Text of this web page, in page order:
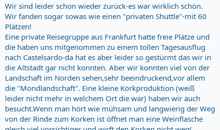
Wir sind leider schon wieder zurück-es war wirklich schön.
Wir fanden sogar sowas wie einen "privaten Shuttle"-mit 60
Plätzen!
Eine private Reisegruppe aus Frankfurt hatte freie Plätze und
die haben uns mitgenommen zu einem tollen Tagesausflug
nach Castelsardo-da hat es aber leider so gestürmt das wir in
die Altstadt gar nicht konnten. Aber wir konnten viel von der
Landschaft im Norden sehen,sehr beeindruckend,vor allem
die "Mondlandschaft". Eine kleine Korkproduktion (weiß
leider nicht mehr in welchem Ort die war) haben wir auch
besucht.Wenn man hört wie mühsam und langwierig der Weg
von der Rinde zum Korken ist öffnet man eine Weinflasche